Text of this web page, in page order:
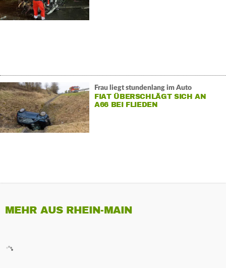
Frau liegt stundenlang im Auto
FIAT ÜBERSCHLÄGT SICH AN
A66 BEI FLIEDEN
MEHR AUS RHEIN-MAIN